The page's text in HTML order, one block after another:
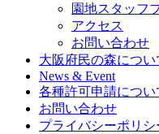
園地スタッフ
アクセス
お問い合わせ
大阪府民の森につい
News & Event
各種許可申請につい
お問い合わせ
プライバシーポリシ